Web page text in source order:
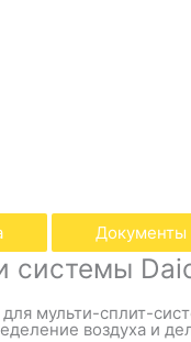
Документы
мульти-сплит-
воздуха и